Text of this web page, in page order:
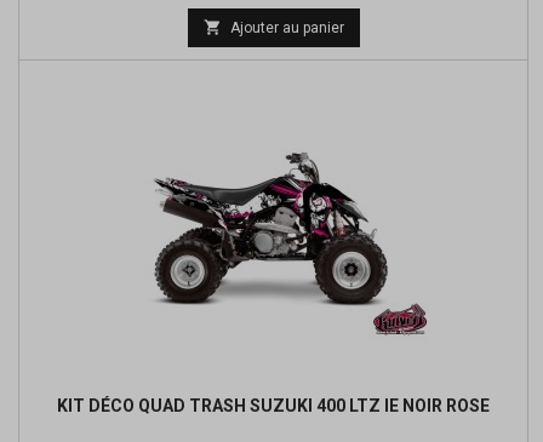
 Ajouter au panier
KIT DÉCO QUAD TRASH SUZUKI 400 LTZ IE NOIR ROSE